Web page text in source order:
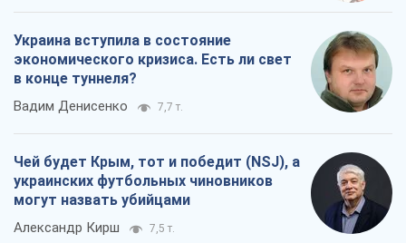
Украина вступила в состояние
экономического кризиса. Есть ли свет
в конце туннеля?
Вадим Денисенко 7,7 т.
Чей будет Крым, тот и победит (NSJ), а
украинских футбольных чиновников
могут назвать убийцами
Александр Кирш 7,5 т.